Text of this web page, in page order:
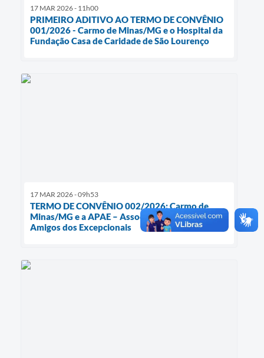
17 MAR 2026 - 11h00
PRIMEIRO ADITIVO AO TERMO DE CONVÊNIO
001/2026 - Carmo de Minas/MG e o Hospital da
Fundação Casa de Caridade de São Lourenço
17 MAR 2026 - 09h53
TERMO DE CONVÊNIO 002/2026: Carmo de
Minas/MG e a APAE – Associação de Pais e
Amigos dos Excepcionais